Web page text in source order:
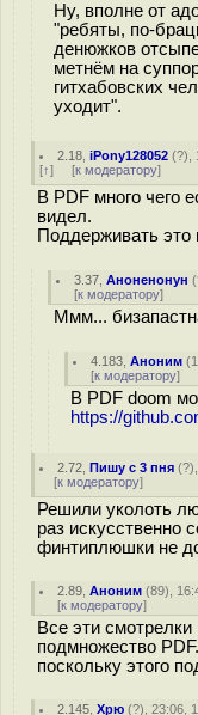
Ну, вполне от
"ребяты, по-
денюжков
метнём на
гитхабовских
уходит".
2.18 ,iPony128052 (?),
[↑] [к модератору]
В PDF много чего
видел.
Поддерживать это
3.37 ,Аноненонун (
[к модератору]
Ммм...
4.183 ,Аноним (
[к модератору]
В PDF doom
https://
2.72 ,Пишу с 3 пня (?
[к модератору]
Решили уколоть
раз искусственно
финтиплюшки не
2.89 ,Аноним (89),
[к модератору]
Все эти
подмножество
поскольку этого
2.145 ,Хрю (?), 23:06,